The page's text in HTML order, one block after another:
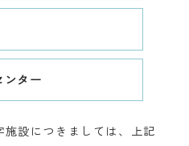
ンター
設につきましては、上記